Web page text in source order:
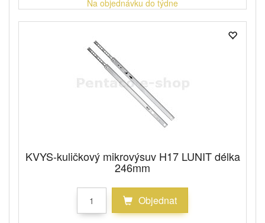
Na objednávku do týdne
KVYS-kuličkový mikrovýsuv H17 LUNIT délka
246mm
Objednat